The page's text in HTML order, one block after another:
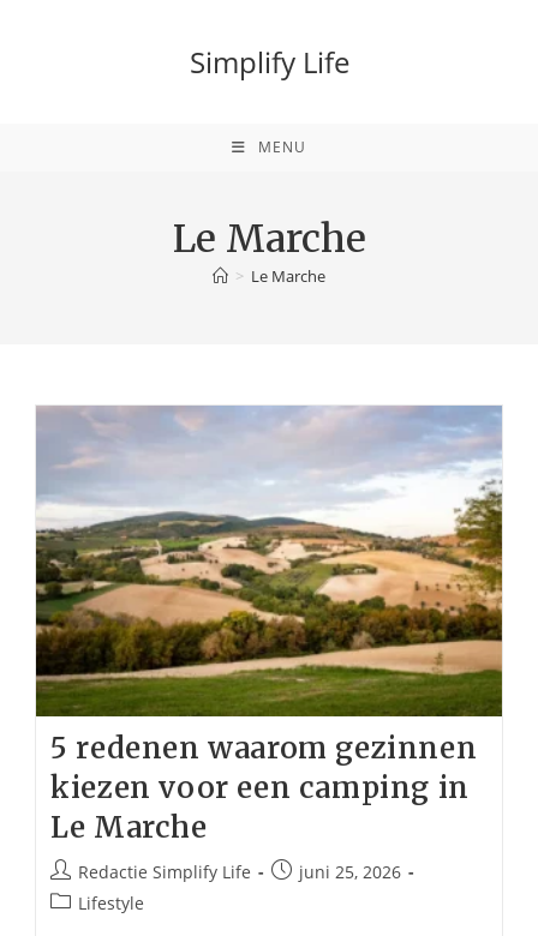
Simplify Life
MENU
Le Marche
> Le Marche
5 redenen waarom gezinnen
kiezen voor een camping in
Le Marche
Bericht
auteur:
Redactie Simplify Life
Berichtjuni 25, 2026
Berichtcategorie:
Lifestyle